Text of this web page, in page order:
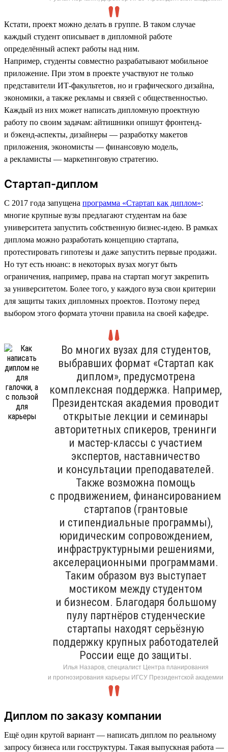
Кстати, проект можно делать в группе. В таком случае
каждый студент описывает в дипломной работе
определённый аспект работы над ним.
Например, студенты совместно разрабатывают мобильное
приложение. При этом в проекте участвуют не только
представители ИТ-факультетов, но и графического дизайна,
экономики, а также рекламы и связей с общественностью.
Каждый из них может написать дипломную проектную
работу по своим задачам: айтишники опишут фронтенд-
и бэкенд-аспекты, дизайнеры — разработку макетов
приложения, экономисты — финансовую модель,
а рекламисты — маркетинговую стратегию.
Стартап-диплом
С 2017 года запущена программа «Стартап как диплом»:
многие крупные вузы предлагают студентам на базе
университета запустить собственную бизнес-идею. В рамках
диплома можно разработать концепцию стартапа,
протестировать гипотезы и даже запустить первые продажи.
Но тут есть нюанс: в некоторых вузах могут быть
ограничения, например, права на стартап могут закрепить
за университетом. Более того, у каждого вуза свои критерии
для защиты таких дипломных проектов. Поэтому перед
выбором этого формата уточни правила на своей кафедре.
Во многих вузах для студентов,
выбравших формат «Стартап как
диплом», предусмотрена
комплексная поддержка. Например,
Президентская академия проводит
открытые лекции и семинары
авторитетных спикеров, тренинги
и мастер-классы с участием
экспертов, наставничество
и консультации преподавателей.
Также возможна помощь
с продвижением, финансированием
стартапов (грантовые
и стипендиальные программы),
юридическим сопровождением,
инфраструктурными решениями,
акселерационными программами.
Таким образом вуз выступает
мостиком между студентом
и бизнесом. Благодаря большому
пулу партнёров студенческие
стартапы находят серьёзную
поддержку крупных работодателей
России еще до защиты.
Илья Назаров, специалист Центра планирования
и прогнозирования карьеры ИГСУ Президентской академии
Диплом по заказу компании
Ещё один крутой вариант — написать диплом по реальному
запросу бизнеса или госструктуры. Такая выпускная работа —